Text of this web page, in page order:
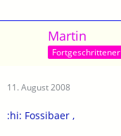
Martin
Fortgeschrittener
11. August 2008
:hi: Fossibaer ,